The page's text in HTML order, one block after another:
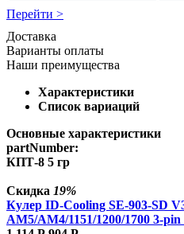
Перейти >
Доставка
Варианты оплаты
Наши преимущества
Характеристики
Список вариаций
Основные характеристики
partNumber:
КПТ-8 5 гр
Скидка 19%
Кулер ID-Cooling SE-903-SD
AM5/AM4/1151/1200/1700 3-